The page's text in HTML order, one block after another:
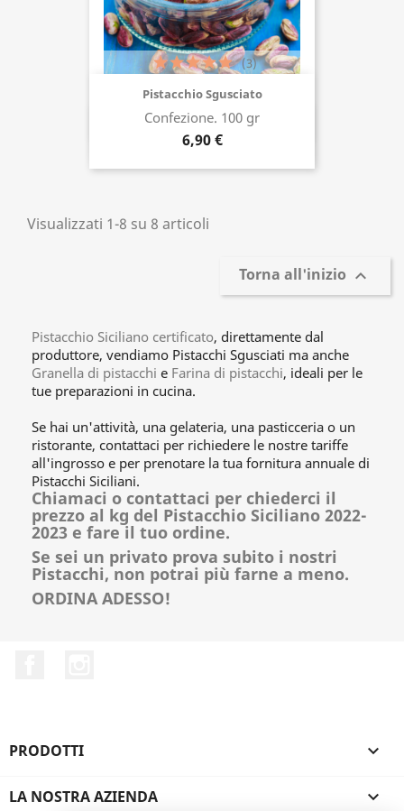
Pistacchio Sgusciato
Confezione. 100 gr
6,90 €
(3)
Acquista ora
Visualizzati 1-8 su 8 articoli
Torna all'inizio 
Pistacchio Siciliano certificato, direttamente dal
produttore, vendiamo Pistacchi Sgusciati ma anche
Granella di pistacchi e Farina di pistacchi, ideali per le
tue preparazioni in cucina.
Se hai un'attività, una gelateria, una pasticceria o un
ristorante, contattaci per richiedere le nostre tariffe
all'ingrosso e per prenotare la tua fornitura annuale di
Pistacchi Siciliani.
Chiamaci o contattaci per chiederci il
prezzo al kg del Pistacchio Siciliano 2022-
2023 e fare il tuo ordine.
Se sei un privato prova subito i nostri
Pistacchi, non potrai più farne a meno.
ORDINA ADESSO!
PRODOTTI 
LA NOSTRA AZIENDA 